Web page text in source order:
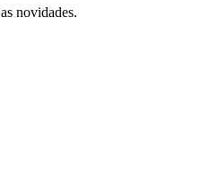
novidades.